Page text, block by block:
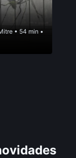
• 54 min •